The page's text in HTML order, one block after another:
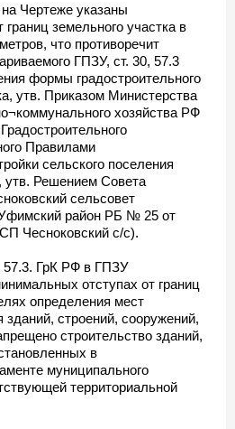
Чертеже указаны
земельного участка в
что противоречит
ГПЗУ, ст. 30, 57.3
формы градостроительного
утв. Приказом Министерства
хозяйства РФ
Правилами
сельского поселения
утв. Решением Совета
сельсовет
район РБ № 25 от
Чесноковский с/с).
57.3. ГрК РФ в ГПЗУ
отступах от границ
определения мест
строений, сооружений,
строительство зданий,
в
муниципального
территориальной